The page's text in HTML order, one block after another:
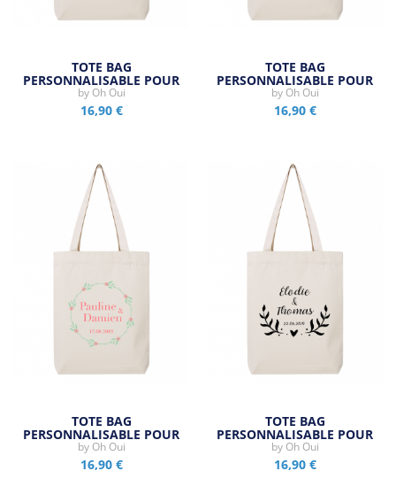
TOTE BAG
PERSONNALISABLE POUR
MARIAGE -…
by Oh Oui
16,90 €
TOTE BAG
PERSONNALISABLE POUR
MARIAGE -…
by Oh Oui
16,90 €
TOTE BAG
PERSONNALISABLE POUR
MARIAGE -…
by Oh Oui
16,90 €
TOTE BAG
PERSONNALISABLE POUR
MARIAGE -…
by Oh Oui
16,90 €